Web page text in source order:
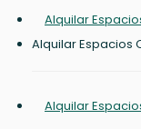
Alquilar
Alquilar Espacios
Alquilar